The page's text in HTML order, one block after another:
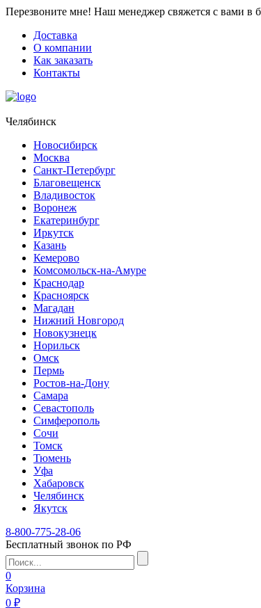
Перезвоните мне! Наш менеджер свяжется с вами в
Доставка
О компании
Как заказать
Контакты
Челябинск
Новосибирск
Москва
Санкт-Петербург
Благовещенск
Владивосток
Воронеж
Екатеринбург
Иркутск
Казань
Кемерово
Комсомольск-на-Амуре
Краснодар
Красноярск
Магадан
Нижний Новгород
Новокузнецк
Норильск
Омск
Пермь
Ростов-на-Дону
Самара
Севастополь
Симферополь
Сочи
Томск
Тюмень
Уфа
Хабаровск
Челябинск
Якутск
8-800-775-28-06
Бесплатный звонок по РФ
0
Корзина
0 ₽